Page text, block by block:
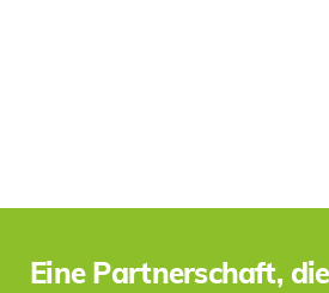
Eine Partnerschaft,